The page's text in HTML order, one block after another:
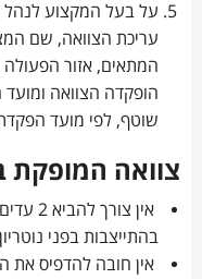
על בעל המקצוע לנהל
עריכת הצוואה, שם
המתאים, אזור
הופקדה הצוואה
שוטף, לפי מועד
צוואה המופקת
אין
בהתייצבות בפני
אין חובה להדפיס את